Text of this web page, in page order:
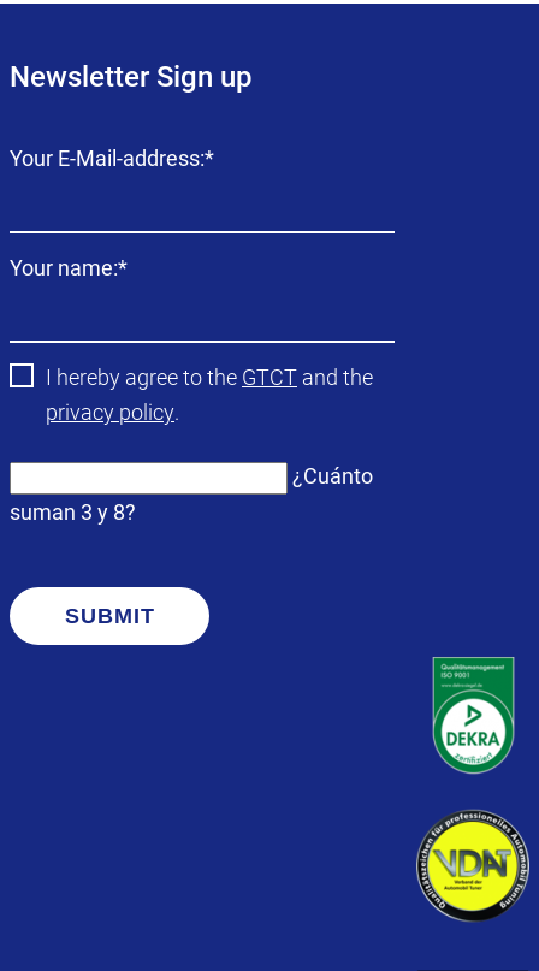
Newsletter Sign up
Campo
Your E-Mail-address:*
Campo
Your name:*
I hereby agree to the GTCT and the
privacy policy.
¿Cuánto
suman 3 y 8?
SUBMIT